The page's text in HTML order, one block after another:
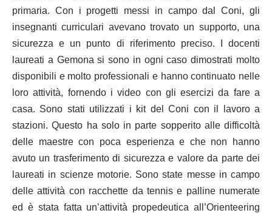
primaria. Con i progetti messi in campo dal Coni, gli
insegnanti curriculari avevano trovato un supporto, una
sicurezza e un punto di riferimento preciso. I docenti
laureati a Gemona si sono in ogni caso dimostrati molto
disponibili e molto professionali e hanno continuato nelle
loro attività, fornendo i video con gli esercizi da fare a
casa. Sono stati utilizzati i kit del Coni con il lavoro a
stazioni. Questo ha solo in parte sopperito alle difficoltà
delle maestre con poca esperienza e che non hanno
avuto un trasferimento di sicurezza e valore da parte dei
laureati in scienze motorie. Sono state messe in campo
delle attività con racchette da tennis e palline numerate
ed è stata fatta un’attività propedeutica all’Orienteering